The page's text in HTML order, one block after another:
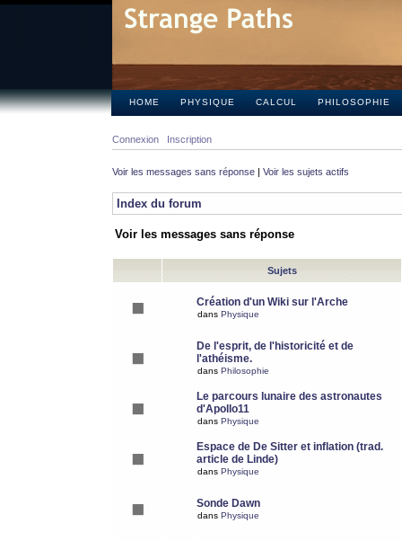
HOME PHYSIQUE CALCUL PHILOSOPHIE
Connexion Inscription
Voir les messages sans réponse | Voir les sujets actifs
Index du forum
Voir les messages sans réponse
Sujets
Création d'un Wiki sur l'Arche
dans Physique
De l'esprit, de l'historicité et de
l'athéisme.
dans Philosophie
Le parcours lunaire des astronautes
d'Apollo11
dans Physique
Espace de De Sitter et inflation (trad.
article de Linde)
dans Physique
Sonde Dawn
dans Physique